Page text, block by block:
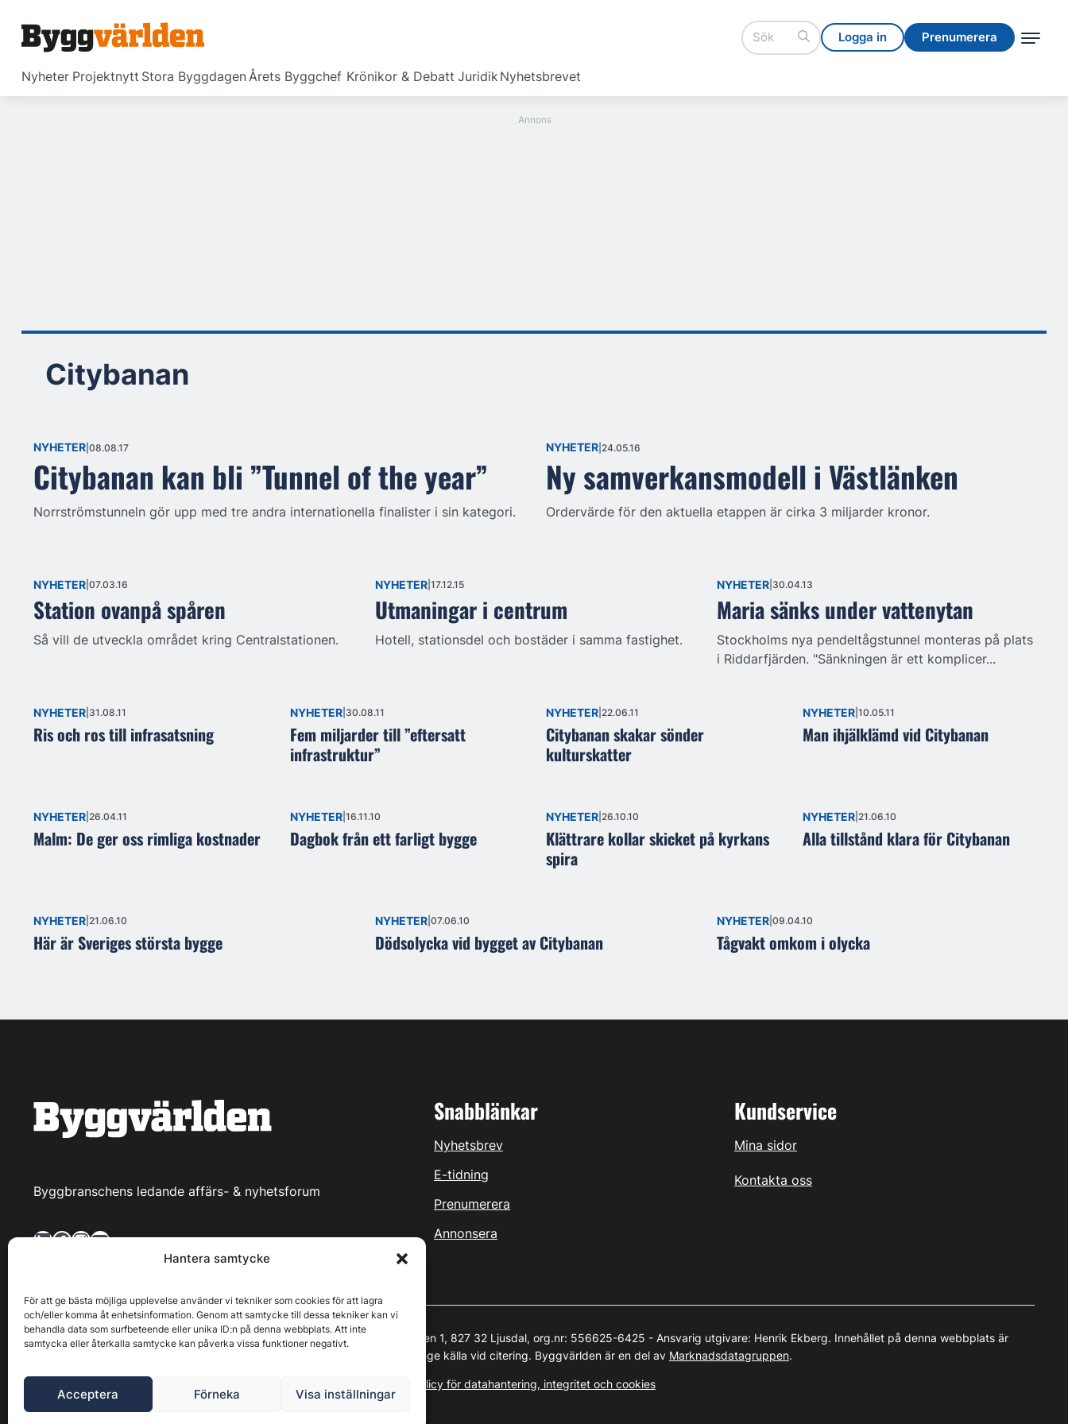
Hantera samtycke
För att ge bästa möjliga upplevelse använder vi tekniker som cookies för att lagra
och/eller komma åt enhetsinformation. Genom att samtycke till dessa tekniker kan vi
behandla data som surfbeteende eller unika ID:n på denna webbplats. Att inte
samtycka eller återkalla samtycke kan påverka vissa funktioner negativt.
Acceptera Förneka Visa inställningar
Logga in Prenumerera
Nyheter Projektnytt Stora ByggdagenÅrets Byggchef Krönikor & Debatt JuridikNyhetsbrevet
Logga in Prenumerera
Citybanan
NYHETER 08.08.17
Citybanan kan bli ”Tunnel of the year”
Norrströmstunneln gör upp med tre andra internationella finalister i sin kategori.
NYHETER 24.05.16
Ny samverkansmodell i Västlänken
Ordervärde för den aktuella etappen är cirka 3 miljarder kronor.
NYHETER 07.03.16
Station ovanpå spåren
Så vill de utveckla området kring Centralstationen.
NYHETER 17.12.15
Utmaningar i centrum
Hotell, stationsdel och bostäder i samma fastighet.
NYHETER 30.04.13
Maria sänks under vattenytan
Stockholms nya pendeltågstunnel monteras på plats
i Riddarfjärden. "Sänkningen är ett komplicer...
NYHETER 31.08.11
Ris och ros till infrasatsning
NYHETER 30.08.11
Fem miljarder till ”eftersatt
infrastruktur”
NYHETER 22.06.11
Citybanan skakar sönder
kulturskatter
NYHETER 10.05.11
Man ihjälklämd vid Citybanan
NYHETER 26.04.11
Malm: De ger oss rimliga kostnader
NYHETER 16.11.10
Dagbok från ett farligt bygge
NYHETER 26.10.10
Klättrare kollar skicket på kyrkans
spira
NYHETER 21.06.10
Alla tillstånd klara för Citybanan
NYHETER 21.06.10
Här är Sveriges största bygge
NYHETER 07.06.10
Dödsolycka vid bygget av Citybanan
NYHETER 09.04.10
Tågvakt omkom i olycka
Byggbranschens ledande affärs- & nyhetsforum
Facebook InstagramYouTube
Snabblänkar
Nyhetsbrev
E-tidning
Prenumerera
Annonsera
Kundservice
Mina sidor
Kontakta oss
Byggvärlden produceras avSvenska Media i Ljusdal AB
, Östernäsvägen 1, 827 32 Ljusdal, org.nr: 556625-6425 - Ansvarig utgivare: Henrik Ekberg. Innehållet på denna webbplats är
upphovsrättsligt skyddat. Ange källa vid citering. Byggvärlden är en del av Marknadsdatagruppen.
Policy för datahantering, integritet och cookies